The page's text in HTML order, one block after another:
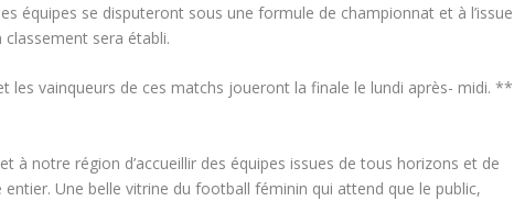
équipes se disputeront sous une formule de championnat et à l’issue
sera établi.
les vainqueurs de ces matchs joueront la finale le lundi après- midi. **
à notre région d’accueillir des équipes issues de tous horizons et de
Une belle vitrine du football féminin qui attend que le public,